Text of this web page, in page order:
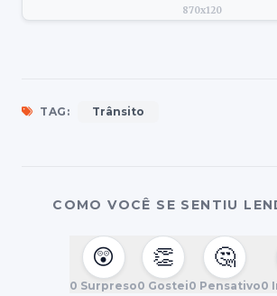
870x120
TAG: Trânsito
COMO VOCÊ SE SENTIU
😲
0 Surpreso
👏
0 Gostei
🤔
0 Pensativo0